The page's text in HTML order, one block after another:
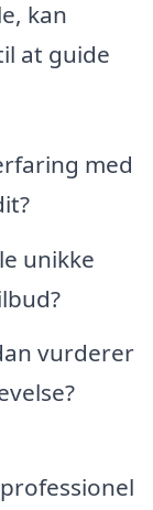
kan
at guide
med
unikke
vurderer